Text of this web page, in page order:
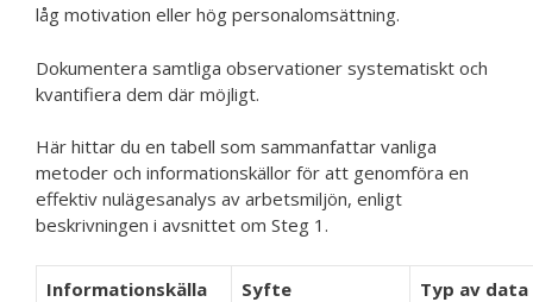
låg motivation eller hög personalomsättning.
Dokumentera samtliga observationer systematiskt och
kvantifiera dem där möjligt.
Här hittar du en tabell som sammanfattar vanliga
metoder och informationskällor för att genomföra en
effektiv nulägesanalys av arbetsmiljön, enligt
beskrivningen i avsnittet om Steg 1.
Informationskälla Syfte Typ av data